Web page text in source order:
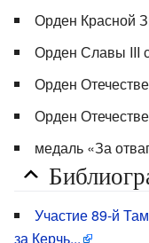
Орден Красной
Орден Славы III
Орден
Орден
медаль «За
Участие 89-й
за Керчь...